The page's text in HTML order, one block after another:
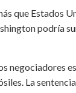
que Estados
podría
negociadores
La